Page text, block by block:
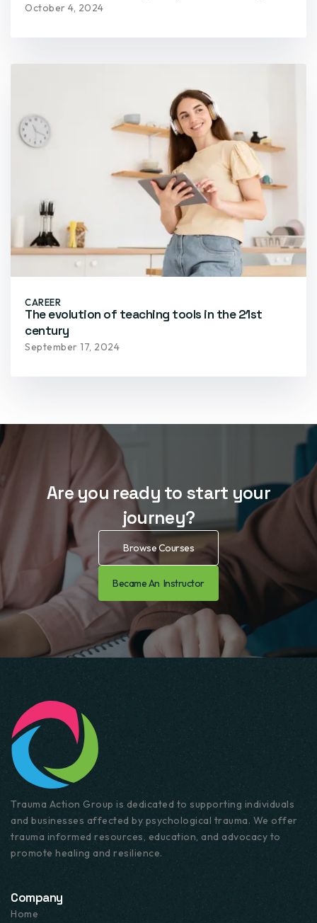
October 4, 2024
CAREER
The evolution of teaching tools in the 21st
century
September 17, 2024
Are you ready to start your
journey?
Browse Courses
Became An Instructor
Trauma Action Group is dedicated to supporting individuals
and businesses affected by psychological trauma. We offer
trauma informed resources, education, and advocacy to
promote healing and resilience.
Company
Home